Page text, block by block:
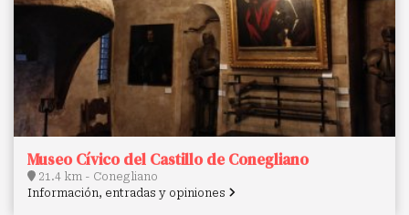
Museo Cívico del Castillo de Conegliano
21.4 km - Conegliano
Información, entradas y opiniones